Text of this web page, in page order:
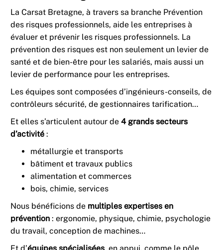
La Carsat Bretagne, à travers sa branche Prévention
des risques professionnels, aide les entreprises à
évaluer et prévenir les risques professionnels. La
prévention des risques est non seulement un levier de
santé et de bien-être pour les salariés, mais aussi un
levier de performance pour les entreprises.
Les équipes sont composées d’ingénieurs-conseils, de
contrôleurs sécurité, de gestionnaires tarification…
Et elles s’articulent autour de 4 grands secteurs
d’activité :
métallurgie et transports
bâtiment et travaux publics
alimentation et commerces
bois, chimie, services
Nous bénéficions de multiples expertises en
prévention : ergonomie, physique, chimie, psychologie
du travail, conception de machines…